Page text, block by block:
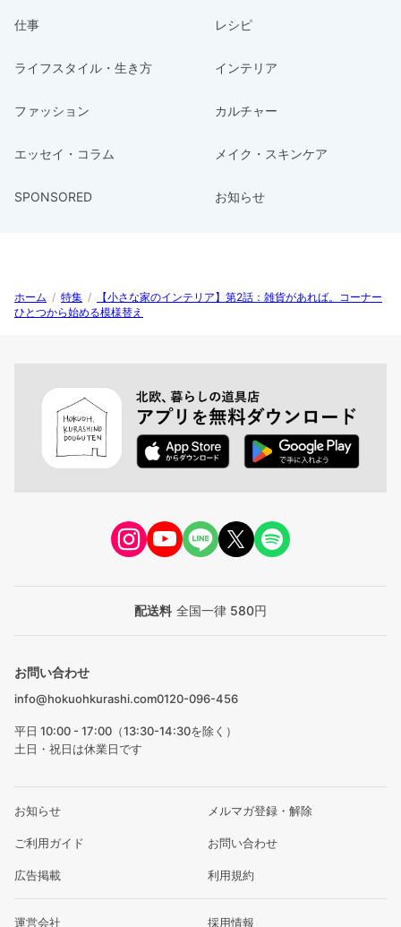
仕事 レシピ
ライフスタイル・生き方 インテリア
ファッション カルチャー
エッセイ・コラム メイク・スキンケア
SPONSORED お知らせ
ホーム / 特集 /
【小さな家のインテリア】第2話：雑貨があれば。コーナー
ひとつから始める模様替え
配送料 全国一律 580円
お問い合わせ
info@hokuohkurashi.com0120-096-456
平日 10:00 - 17:00（13:30-14:30を除く）
土日・祝日は休業日です
お知らせ メルマガ登録・解除
ご利用ガイド お問い合わせ
広告掲載 利用規約
運営会社 採用情報